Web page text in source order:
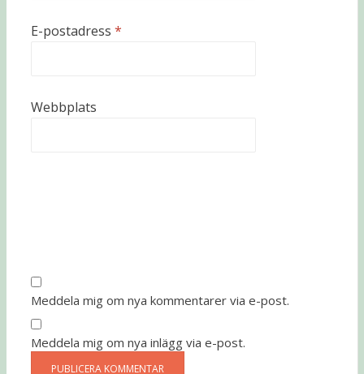
E-postadress *
Webbplats
Meddela mig om nya kommentarer via e-post.
Meddela mig om nya inlägg via e-post.